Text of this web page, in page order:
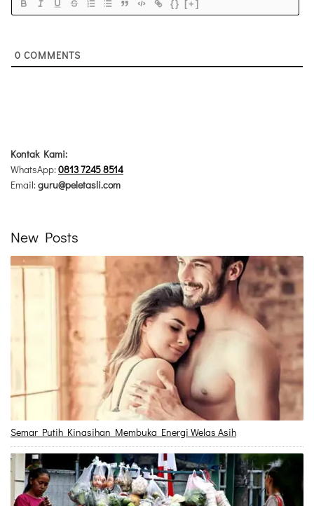
{} [+]
0 COMMENTS
Kontak Kami:
WhatsApp:0813 7245 8514
Email:guru@peletasli.com
New Posts
Semar Putih Kinasihan Membuka Energi Welas Asih